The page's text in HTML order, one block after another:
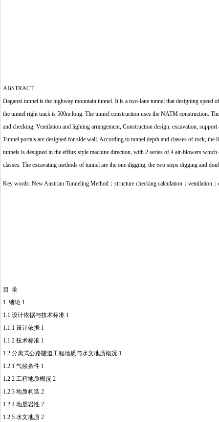
ABSTRACT
Daganxi tunnel is the highway mountain tunnel. It is a two-lane tunnel that designing
the tunnel right track is 500m long. The tunnel construction uses the NATM construction.
and checking, Ventilation and lighting arrangement, Construction design, excavation,
Tunnel portals are designed for side wall. According to tunnel depth and classes of rock,
tunnels is designed in the efflux style machine direction, with 2 series of 4 air-blowers
classes. The excavating methods of tunnel are the one digging, the two steps digging and
Key words: New Austrian Tunneling Method；structure checking calculation；ventilation；
目 录
1 绪论 1
1.1 设计依据与技术标准 1
1.1.1 设计依据 1
1.1.2 技术标准 1
1.2 分离式公路隧道工程地质与水文地质概况 1
1.2.1 气候条件 1
1.2.2 工程地质概况 2
1.2.3 地质构造 2
1.2.4 地层岩性 2
1.2.5 水文地质 2